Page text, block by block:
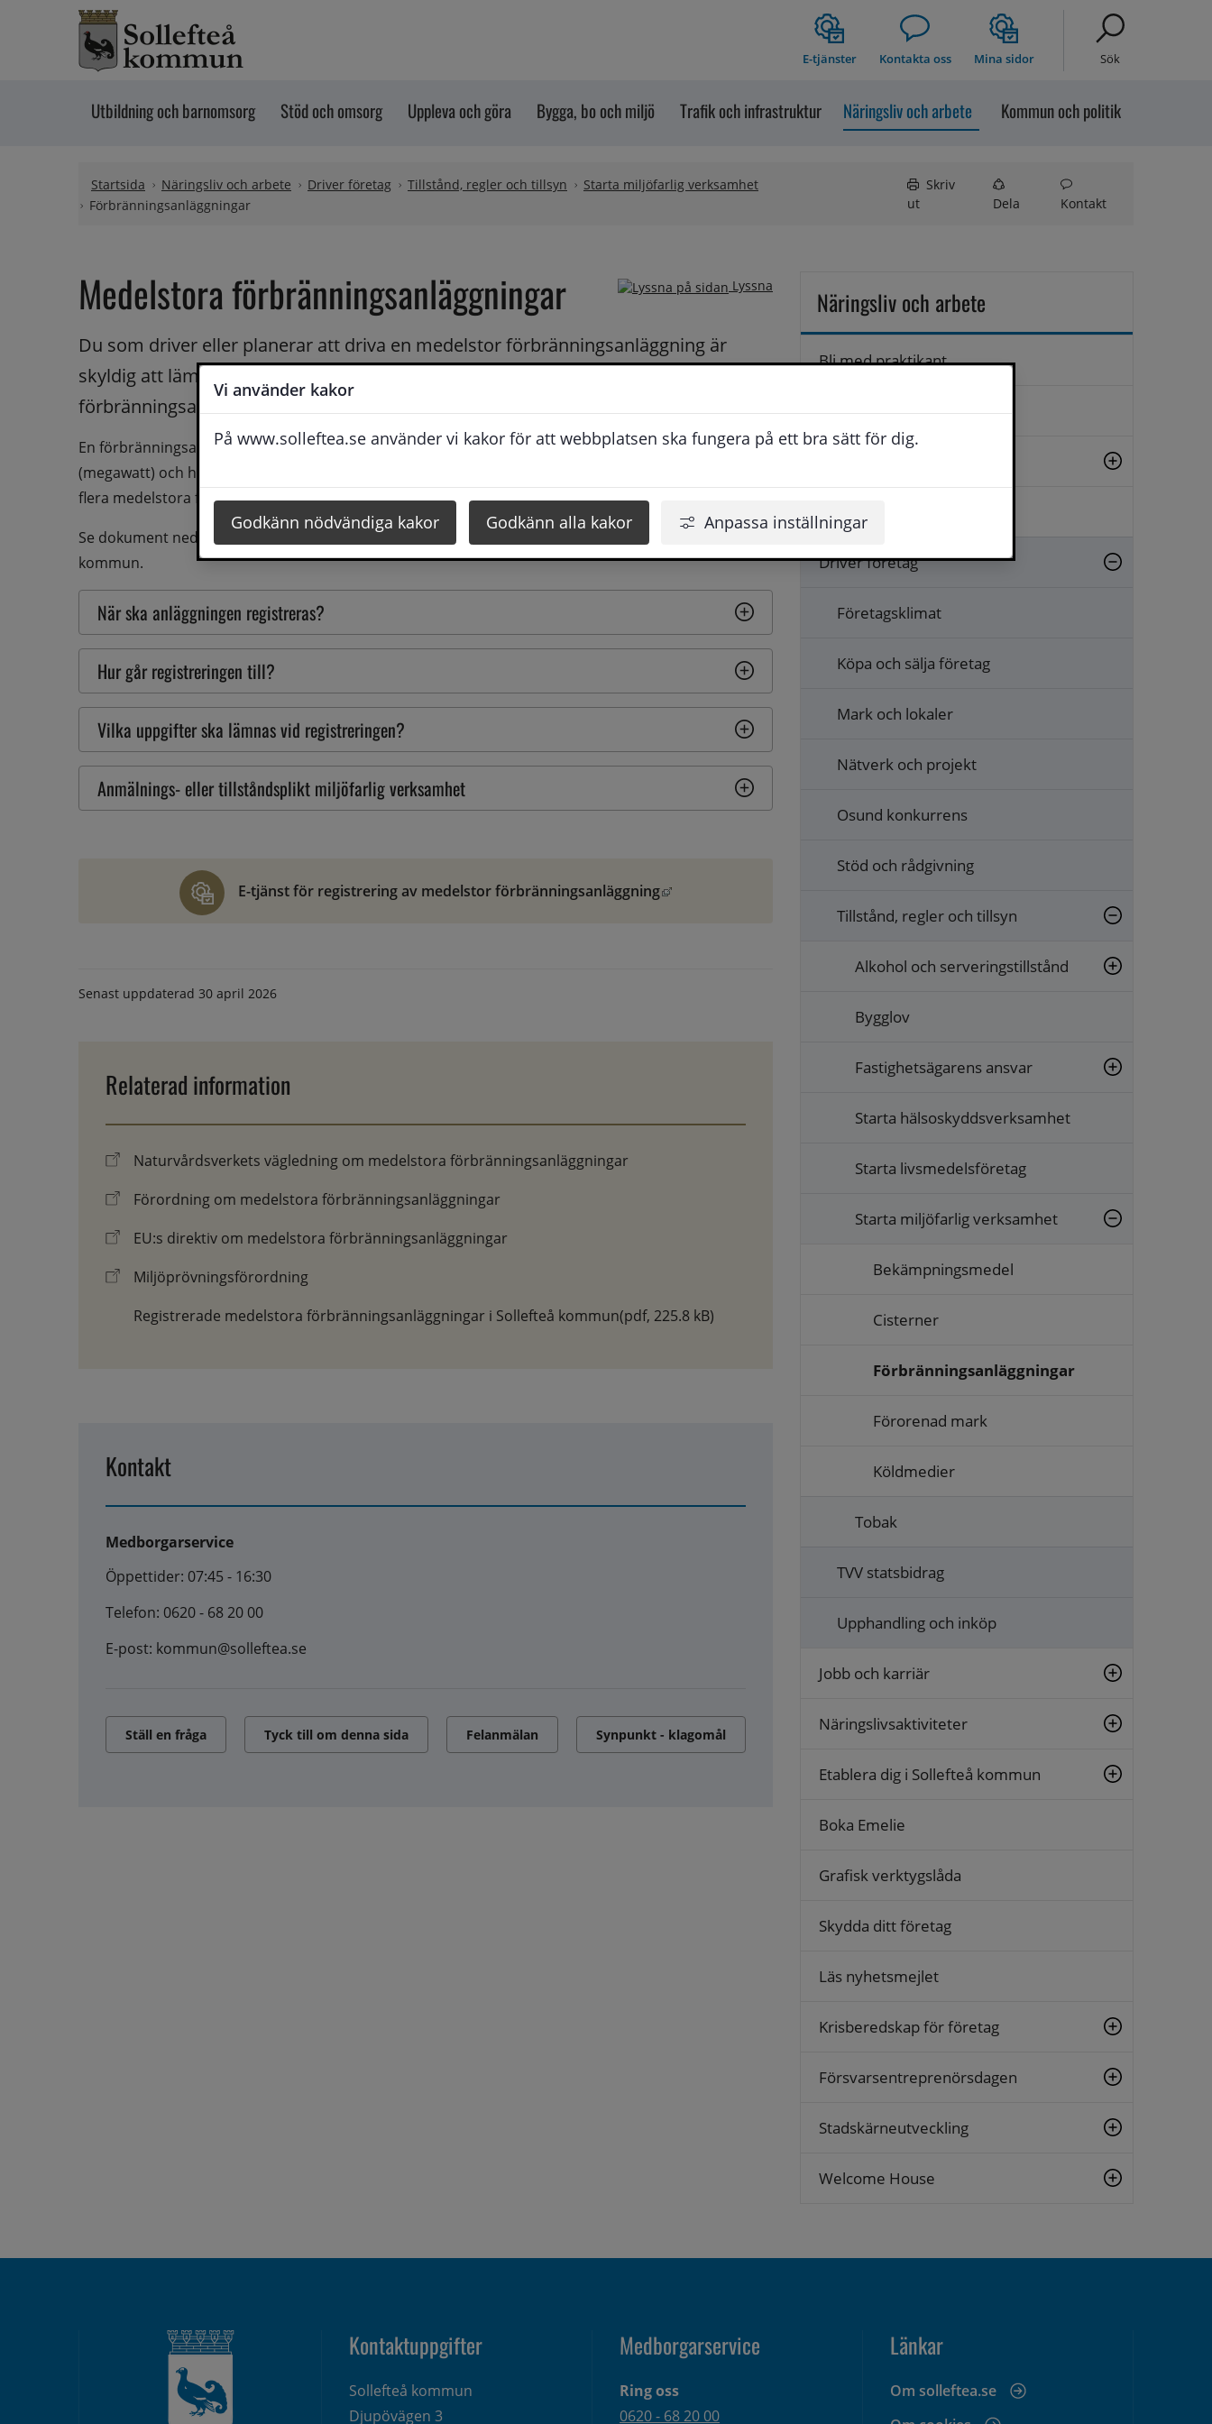
Vi använder kakor
På www.solleftea.se använder vi kakor för att webbplatsen ska fungera på ett bra sätt för dig.
Godkänn nödvändiga kakor Godkänn alla kakor Anpassa inställningar
Hoppa till innehåll
E-tjänster Kontakta oss Mina sidor Sök
Utbildning och barnomsorg Stöd och omsorg Uppleva och göra Bygga, bo och miljö Trafik och infrastruktur Näringsliv och arbete Kommun och politik
Startsida Näringsliv och arbete Driver företag Tillstånd, regler och tillsyn
Starta miljöfarlig verksamhet
Förbränningsanläggningar
Skriv
ut
Dela Kontakt
Lyssna
Medelstora förbränningsanläggningar
Du som driver eller planerar att driva en medelstor förbränningsanläggning är
skyldig att lämna information om den till tillsynsmyndigheten. En medelstor
förbränningsanläggning får inte vara i drift utan att vara registrerad.
En förbränningsanläggning är medelstor om den sammanlagda effekten är mellan 1 och 50 MW
(megawatt) och har utsläpp till luft i en gemensam skorsten. Inom en anläggning kan det alltså finnas
flera medelstora förbränningsanläggningar om de är kopplade till olika skorstenar.
Se dokument nedan för registrerade medelstora förbränningsanläggningar som finns i Sollefteå
kommun.
När ska anläggningen registreras?
Hur går registreringen till?
Vilka uppgifter ska lämnas vid registreringen?
Anmälnings- eller tillståndsplikt miljöfarlig verksamhet
E-tjänst för registrering av medelstor förbränningsanläggning
Länk till annan webbplats, öppnas i nytt fönster.
Senast uppdaterad 30 april 2026
Relaterad information
Naturvårdsverkets vägledning om medelstora förbränningsanläggningar
Förordning om medelstora förbränningsanläggningar
EU:s direktiv om medelstora förbränningsanläggningar
Miljöprövningsförordning
Registrerade medelstora förbränningsanläggningar i Sollefteå kommun(pdf, 225.8 kB)
Kontakt
Medborgarservice
Öppettider: 07:45 - 16:30
Telefon: 0620 - 68 20 00
E-post: kommun@solleftea.se
Ställ en fråga Tyck till om denna sida Felanmälan Synpunkt - klagomål
Näringsliv och arbete
Bli med praktikant
Hemmasommar
Rådgivning och stöd
Driver företag
Företagsklimat
Köpa och sälja företag
Mark och lokaler
Nätverk och projekt
Osund konkurrens
Stöd och rådgivning
Tillstånd, regler och tillsyn
Alkohol och serveringstillstånd
Bygglov
Fastighetsägarens ansvar
Starta hälsoskyddsverksamhet
Starta livsmedelsföretag
Starta miljöfarlig verksamhet
Bekämpningsmedel
Cisterner
Förbränningsanläggningar
Förorenad mark
Köldmedier
Tobak
TVV statsbidrag
Upphandling och inköp
Jobb och karriär
Näringslivsaktiviteter
Etablera dig i Sollefteå kommun
Boka Emelie
Grafisk verktygslåda
Skydda ditt företag
Läs nyhetsmejlet
Krisberedskap för företag
Försvarsentreprenörsdagen
Stadskärneutveckling
Welcome House
Kontaktuppgifter
Sollefteå kommun
Djupövägen 3
Medborgarservice
Ring oss
0620 - 68 20 00
Länkar
Om solleftea.se